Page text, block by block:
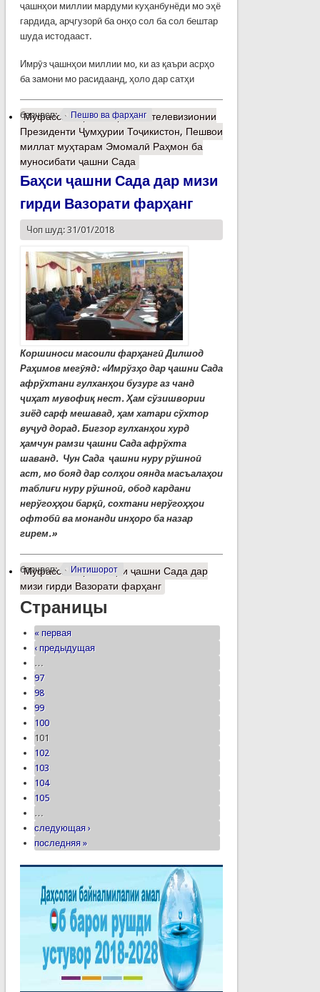
ҷашнҳои миллии мардуми куҳанбунёди мо эҳё
гардида, арҷгузорӣ ба онҳо сол ба сол бештар
шуда истодааст.
Имрӯз ҷашнҳои миллии мо, ки аз қаъри асрҳо
ба замони мо расидаанд, ҳоло дар сатҳи
барчасп: Пешво ва фарҳанг
Муфассалтаро Табрикоти телевизионии
Президенти Ҷумҳурии Тоҷикистон, Пешвои
миллат муҳтарам Эмомалӣ Раҳмон ба
муносибати ҷашни Сада
Баҳси ҷашни Сада дар мизи
гирди Вазорати фарҳанг
Чоп шуд: 31/01/2018
Коршиноси масоили фарҳангӣ Дилшод
Раҳимов мегӯяд: «Имрўзҳо дар ҷашни Сада
афрўхтани гулханҳои бузург аз чанд
ҷиҳат мувофиқ нест. Ҳам сўзишвории
зиёд сарф мешавад, ҳам хатари сўхтор
вуҷуд дорад. Бигзор гулханҳои хурд
ҳамчун рамзи ҷашни Сада афрўхта
шаванд. Чун Сада ҷашни нуру рўшноӣ
аст, мо бояд дар солҳои оянда масъалаҳои
таблиғи нуру рўшноӣ, обод кардани
нерўгоҳҳои барқӣ, сохтани нерўгоҳҳои
офтобӣ ва монанди инҳоро ба назар
гирем.»
барчасп: Интишорот
Муфассалтаро Баҳси ҷашни Сада дар
мизи гирди Вазорати фарҳанг
Страницы
« первая
‹ предыдущая
…
97
98
99
100
101
102
103
104
105
…
следующая ›
последняя »